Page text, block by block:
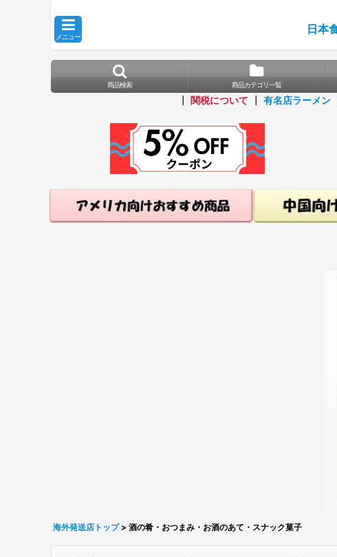
メニュー
日本
商品検索 商品カテゴリ一覧
関税について 有名店ラーメン
海外発送店トップ > 酒の肴・おつまみ・お酒のあて・スナック菓子